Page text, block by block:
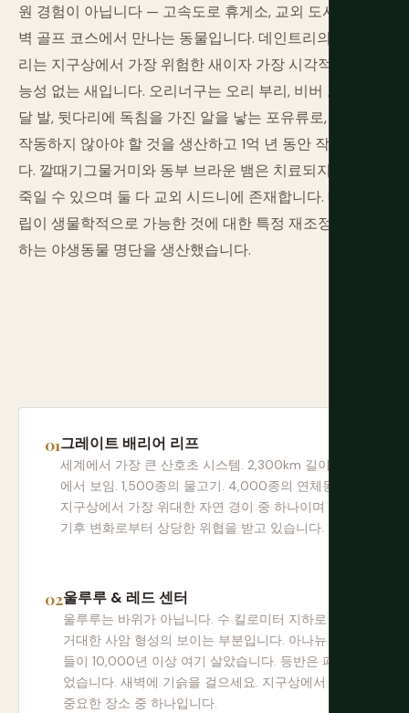
원 경험이 아닙니다 — 고속도로 휴게소, 교외 도시 공원, 새
벽 골프 코스에서 만나는 동물입니다. 데인트리의 카소와
리는 지구상에서 가장 위험한 새이자 가장 시각적으로 가
능성 없는 새입니다. 오리너구는 오리 부리, 비버 꼬리, 수
달 발, 뒷다리에 독침을 가진 알을 낳는 포유류로, 진화가
작동하지 않아야 할 것을 생산하고 1억 년 동안 작동했습니
다. 깔때기그물거미와 동부 브라운 뱀은 치료되지 않으면
죽일 수 있으며 둘 다 교외 시드니에 존재합니다. 대륙의 고
립이 생물학적으로 가능한 것에 대한 특정 재조정을 요구
하는 야생동물 명단을 생산했습니다.
그레이트 배리어 리프
세계에서 가장 큰 산호초 시스템. 2,300km 길이. 우주
에서 보임. 1,500종의 물고기. 4,000종의 연체동물.
지구상에서 가장 위대한 자연 경이 중 하나이며 현재
기후 변화로부터 상당한 위협을 받고 있습니다.
울루루 & 레드 센터
울루루는 바위가 아닙니다. 수 킬로미터 지하로 뻗은
거대한 사암 형성의 보이는 부분입니다. 아나뉴 사람
들이 10,000년 이상 여기 살았습니다. 등반은 폐쇄되
었습니다. 새벽에 기슭을 걸으세요. 지구상에서 가장
중요한 장소 중 하나입니다.